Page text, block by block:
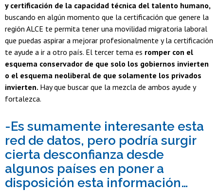
y certificación de la capacidad técnica del talento humano,
buscando en algún momento que la certificación que genere la
región ALCE te permita tener una movilidad migratoria laboral
que puedas aspirar a mejorar profesionalmente y la certificación
te ayude a ir a otro país. El tercer tema es romper con el
esquema conservador de que solo los gobiernos invierten
o el esquema neoliberal de que solamente los privados
invierten. Hay que buscar que la mezcla de ambos ayude y
fortalezca.
-Es sumamente interesante esta
red de datos, pero podría surgir
cierta desconfianza desde
algunos países en poner a
disposición esta información…